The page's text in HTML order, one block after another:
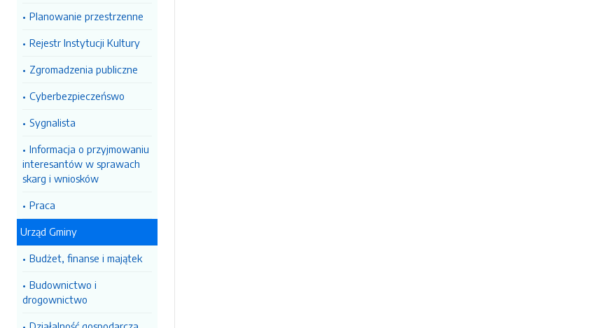
Planowanie przestrzenne
Rejestr Instytucji Kultury
Zgromadzenia publiczne
Cyberbezpieczeńswo
Sygnalista
Informacja o przyjmowaniu
interesantów w sprawach
skarg i wniosków
Praca
Urząd Gminy
Budżet, finanse i majątek
Budownictwo i
drogownictwo